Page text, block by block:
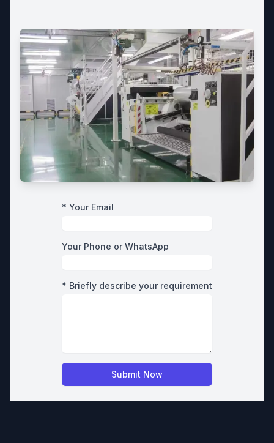
* Your Email
Your Phone or WhatsApp
* Briefly describe your requirement
Submit Now